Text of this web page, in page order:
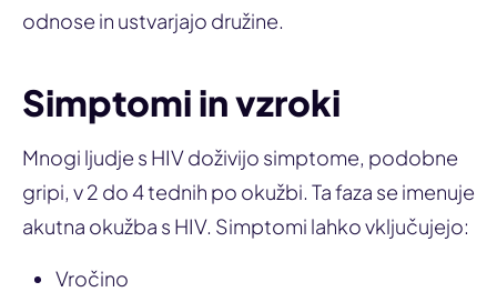
odnose in ustvarjajo družine.
Simptomi in vzroki
Mnogi ljudje s HIV doživijo simptome, podobne
gripi, v 2 do 4 tednih po okužbi. Ta faza se imenuje
akutna okužba s HIV. Simptomi lahko vključujejo:
Vročino